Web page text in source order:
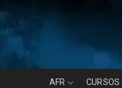
content
AFR CURSOS